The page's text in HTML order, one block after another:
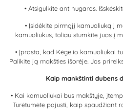
• Atsigulkite ant nugaros.
• Įsidėkite pirmąjį kamuoliuką į
kamuoliukus, toliau stumkite juos į
• Įprasta, kad Kėgelio kamuoliukai
Palikite ją makšties išorėje. Jos
Kaip mankštinti dubens
• Kai kamuoliukai bus makštyje,
Turėtumėte pajusti, kaip spaudžiant